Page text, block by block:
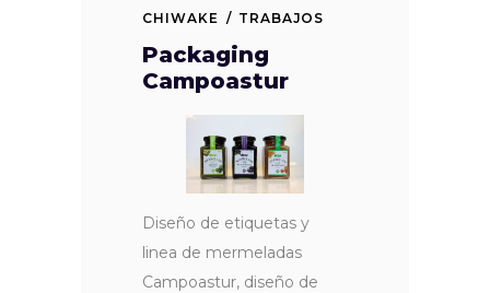
CHIWAKE
TRABAJOS
Packaging
Campoastur
Diseño de etiquetas y
linea de mermeladas
Campoastur, diseño de